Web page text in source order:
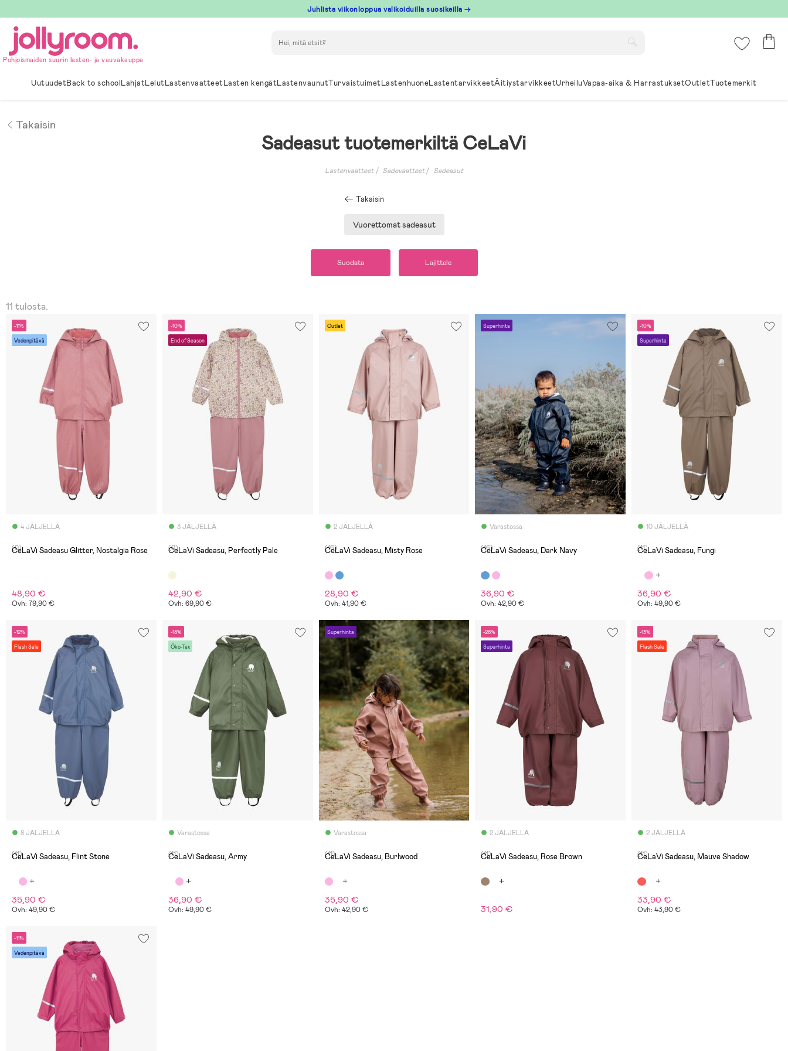
till
innehållet
Juhlista viikonloppua valikoiduilla suosikeilla →
Pohjoismaiden suurin lasten- ja vauvakauppa
UutuudetBack to schoolLahjatLelutLastenvaatteetLasten kengätLastenvaunutTurvaistuimetLastenhuoneLastentarvikkeetÄitiystarvikkeetUrheiluVapaa-aika & HarrastuksetOutletTuotemerkit
Takaisin
Sadeasut tuotemerkiltä CeLaVi
Lastenvaatteet Sadevaatteet Sadeasut
Takaisin
Vuorettomat sadeasut
Suodata Lajittele
11 tulosta.
-11%
Vedenpitävä
4 JÄLJELLÄ
(0)
CeLaVi Sadeasu Glitter, Nostalgia Rose
48,90 €
Ovh: 79,90 €
-10%
End of Season
3 JÄLJELLÄ
(0)
CeLaVi Sadeasu, Perfectly Pale
42,90 €
Ovh: 69,90 €
Outlet
2 JÄLJELLÄ
(16)
CeLaVi Sadeasu, Misty Rose
28,90 €
Ovh: 41,90 €
Superhinta
Varastossa
(16)
CeLaVi Sadeasu, Dark Navy
36,90 €
Ovh: 42,90 €
-10%
Superhinta
10 JÄLJELLÄ
(11)
CeLaVi Sadeasu, Fungi
36,90 €
Ovh: 49,90 €
-12%
Flash Sale
8 JÄLJELLÄ
(11)
CeLaVi Sadeasu, Flint Stone
35,90 €
Ovh: 49,90 €
-18%
Öko-Tex
Varastossa
(11)
CeLaVi Sadeasu, Army
36,90 €
Ovh: 49,90 €
Superhinta
Varastossa
(11)
CeLaVi Sadeasu, Burlwood
35,90 €
Ovh: 42,90 €
-26%
Superhinta
2 JÄLJELLÄ
(11)
CeLaVi Sadeasu, Rose Brown
31,90 €
-13%
Flash Sale
2 JÄLJELLÄ
(11)
CeLaVi Sadeasu, Mauve Shadow
33,90 €
Ovh: 43,90 €
-11%
Vedenpitävä